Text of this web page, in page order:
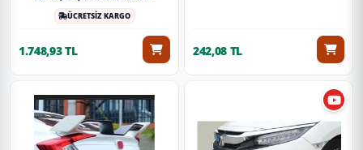
görmeyecek şekilde paketlenerek tarafınıza ulaştırılır. %100
Müşteri memnuniyeti garantisiyle.
ÜCRETSİZ KARGO
1.748,93 TL 242,08 TL